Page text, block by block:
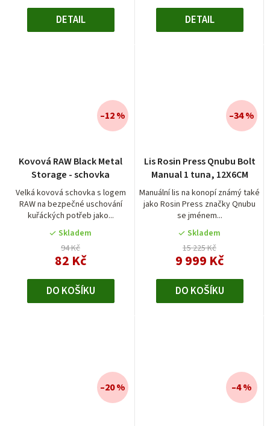
DETAIL DETAIL
Kovová RAW Black Metal
Storage - schovka
Velká kovová schovka s logem
RAW na bezpečné uschování
kuřáckých potřeb jako...
Skladem
94 Kč
82 Kč
–12 %
DO KOŠÍKU
Lis Rosin Press Qnubu Bolt
Manual 1 tuna, 12X6CM
Manuální lis na konopí známý také
jako Rosin Press značky Qnubu
se jménem...
Skladem
15 225 Kč
9 999 Kč
–34 %
DO KOŠÍKU
–20 % –4 %